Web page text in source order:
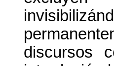
discursos